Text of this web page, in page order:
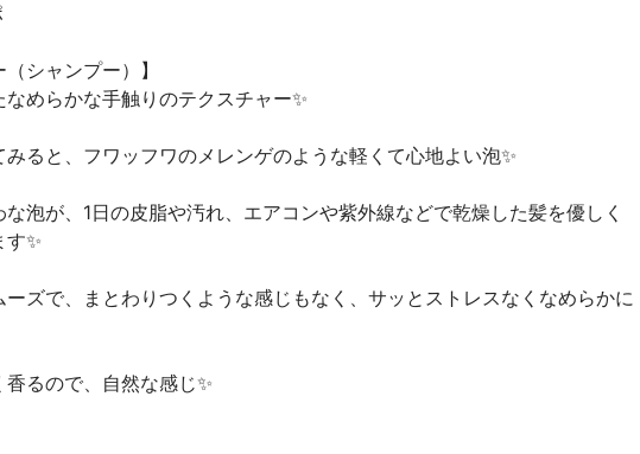
（シャンプー）】
なめらかな手触りのテクスチャー✨
ると、フワッフワのメレンゲのような軽くて心地よい泡✨
な泡が、1日の皮脂や汚れ、エアコンや紫外線などで乾燥した髪を優しく
✨
ーズで、まとわりつくような感じもなく、サッとストレスなくなめらかに
るので、自然な感じ✨